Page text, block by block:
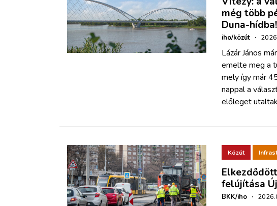
még több
Duna-hídba!
iho/közút ·
Lázár János
emelte meg a
mely így már
nappal a
előleget
Közút
felújítása
BKK/iho ·